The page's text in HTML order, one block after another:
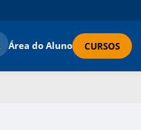
Área do Aluno CURSOS